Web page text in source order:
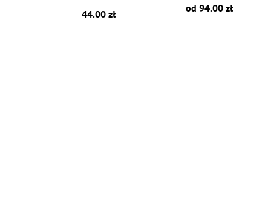
44.00 zł
od 94.00 zł